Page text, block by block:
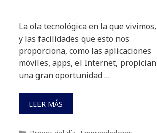
La ola tecnológica en la que vivimos,
y las facilidades que esto nos
proporciona, como las aplicaciones
móviles, apps, el Internet, propician
una gran oportunidad …
LEER MÁS